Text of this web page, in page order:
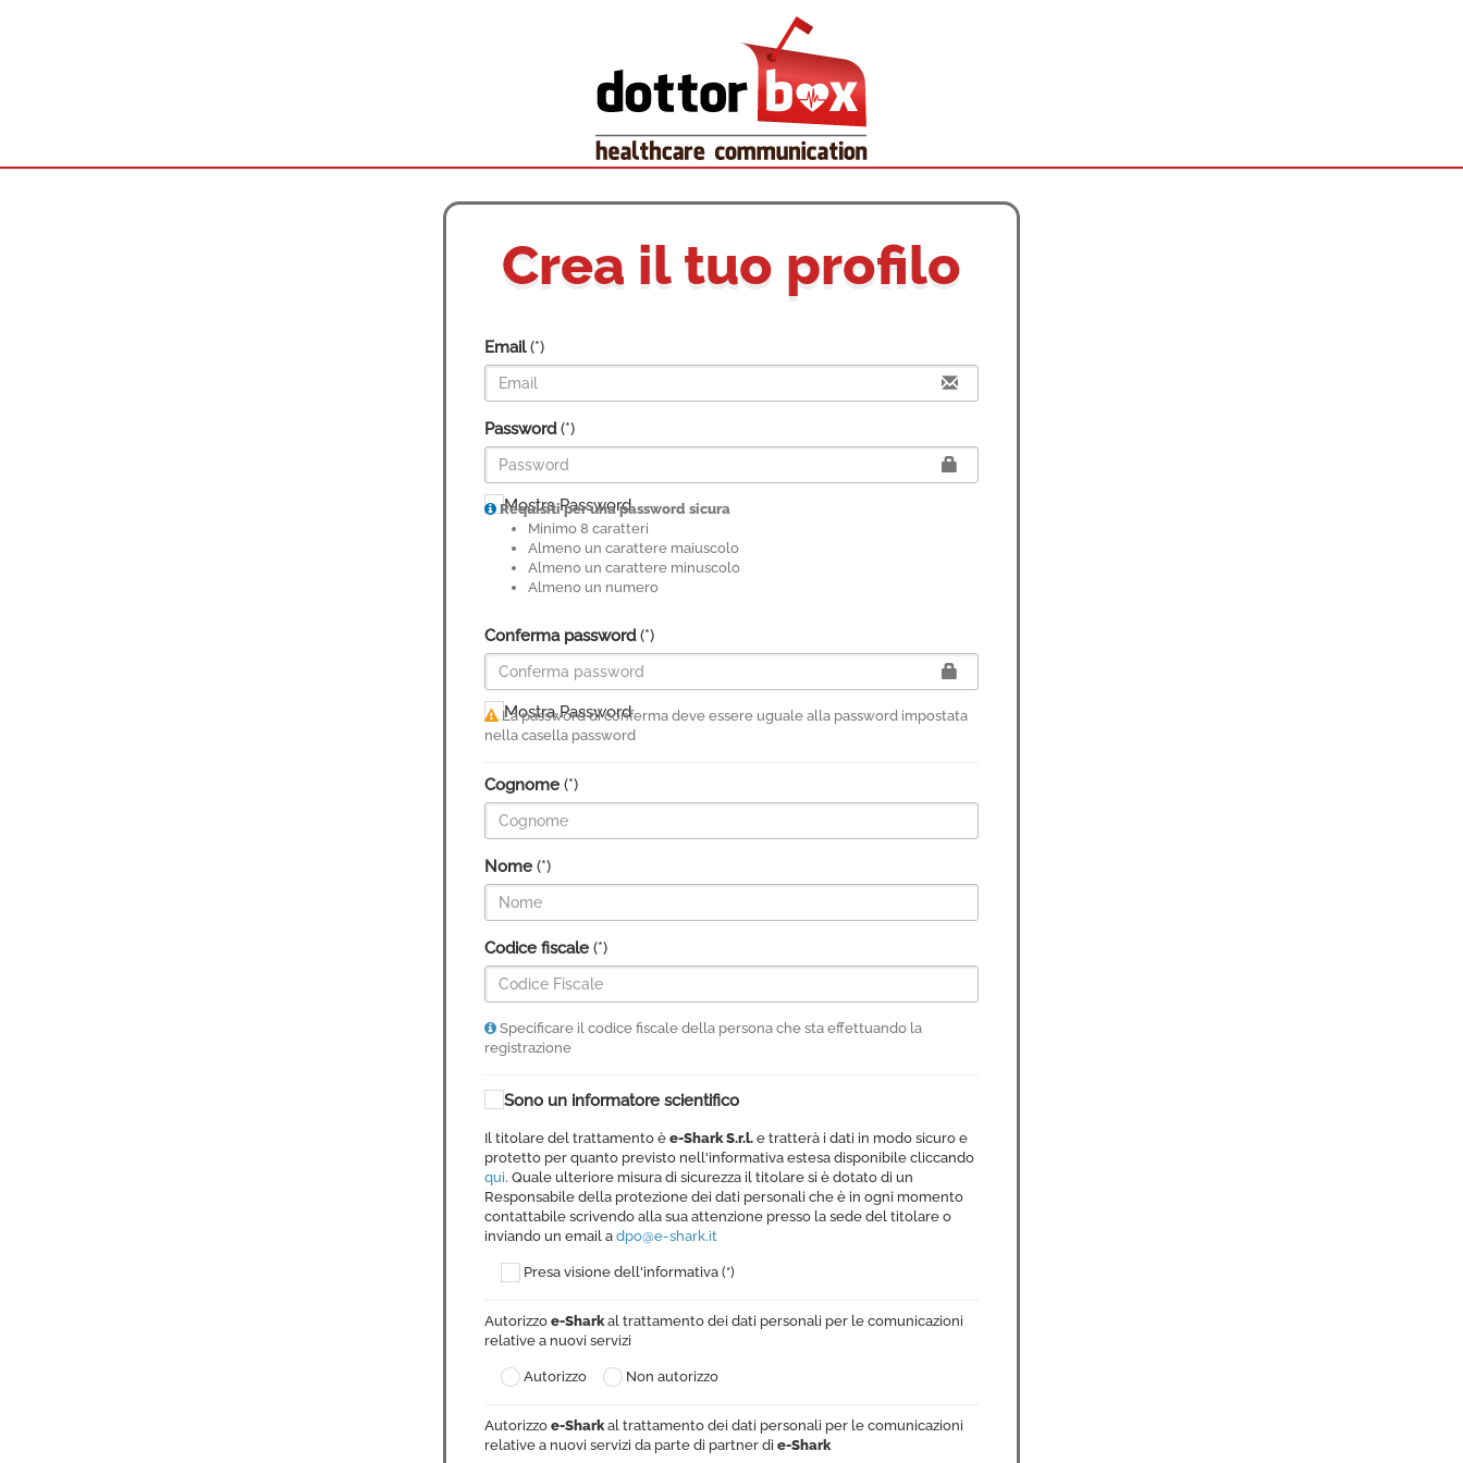
Crea il tuo profilo
Email(*)
Password(*)
Mostra Password
Requisiti per una password sicura
Minimo 8 caratteri
Almeno un carattere maiuscolo
Almeno un carattere minuscolo
Almeno un numero
Conferma password(*)
Mostra Password
La password di conferma deve essere uguale alla password impostata
nella casella password
Cognome (*)
Nome (*)
Codice fiscale (*)
Specificare il codice fiscale della persona che sta effettuando la
registrazione
Sono un informatore scientifico
Il titolare del trattamento è e-Shark S.r.l. e tratterà i dati in modo sicuro e
protetto per quanto previsto nell'informativa estesa disponibile cliccando
qui. Quale ulteriore misura di sicurezza il titolare si è dotato di un
Responsabile della protezione dei dati personali che è in ogni momento
contattabile scrivendo alla sua attenzione presso la sede del titolare o
inviando un email a dpo@e-shark.it
Presa visione dell'informativa (*)
Autorizzo e-Shark al trattamento dei dati personali per le comunicazioni
relative a nuovi servizi
Autorizzo Non autorizzo
Autorizzo e-Shark al trattamento dei dati personali per le comunicazioni
relative a nuovi servizi da parte di partner di e-Shark